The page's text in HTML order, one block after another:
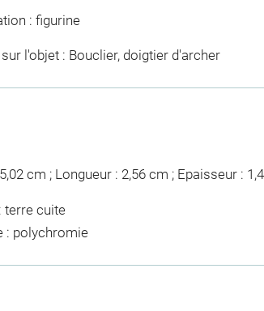
: figurine
l'objet : Bouclier, doigtier d'archer
cm ; Longueur : 2,56 cm ; Epaisseur :
terre cuite
: polychromie